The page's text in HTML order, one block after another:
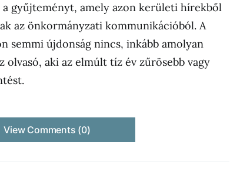
gyűjteményt, amely azon kerületi hírekből
az önkormányzati kommunikációból. A
semmi újdonság nincs, inkább amolyan
aki az elmúlt tíz év zűrösebb vagy
View Comments (0)